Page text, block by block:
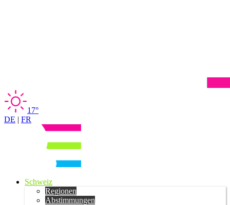
17°
DE | FR
Schweiz
Regionen
Abstimmungen